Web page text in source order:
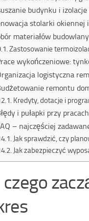
budynku i
stolarki okiennej
materiałów
Zastosowanie
wykończeniowe:
logistyczna
remontu
Kredyty, dotacje i
i pułapki przy
– najczęściej
Jak sprawdzić, czy
Jak zabezpieczyć
czego